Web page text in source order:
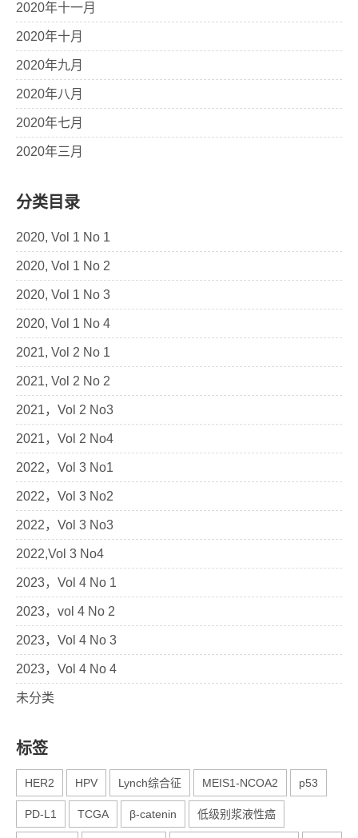
2020年十一月
2020年十月
2020年九月
2020年八月
2020年七月
2020年三月
分类目录
2020, Vol 1 No 1
2020, Vol 1 No 2
2020, Vol 1 No 3
2020, Vol 1 No 4
2021, Vol 2 No 1
2021, Vol 2 No 2
2021，Vol 2 No3
2021，Vol 2 No4
2022，Vol 3 No1
2022，Vol 3 No2
2022，Vol 3 No3
2022,Vol 3 No4
2023，Vol 4 No 1
2023，vol 4 No 2
2023，Vol 4 No 3
2023，Vol 4 No 4
未分类
标签
HER2 HPV Lynch综合征 MEIS1-NCOA2 p53
PD-L1 TCGA β-catenin 低级别浆液性癌